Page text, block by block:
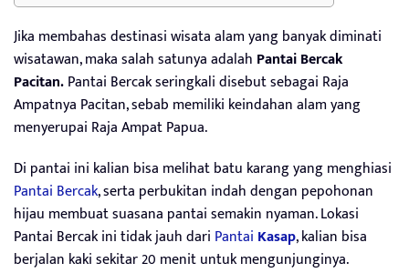
Jika membahas destinasi wisata alam yang banyak diminati
wisatawan, maka salah satunya adalah Pantai Bercak
Pacitan.Pantai Bercak seringkali disebut sebagai Raja
Ampatnya Pacitan, sebab memiliki keindahan alam yang
menyerupai Raja Ampat Papua.
Di pantai ini kalian bisa melihat batu karang yang menghiasi
Pantai Bercak, serta perbukitan indah dengan pepohonan
hijau membuat suasana pantai semakin nyaman. Lokasi
Pantai Bercak ini tidak jauh dari Pantai Kasap, kalian bisa
berjalan kaki sekitar 20 menit untuk mengunjunginya.